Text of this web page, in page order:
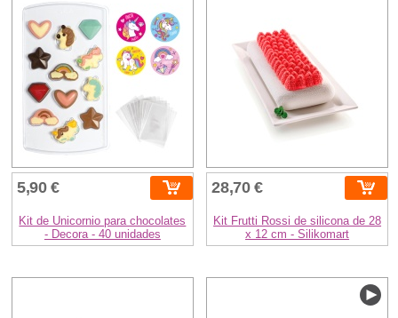
5,90 €
Kit de Unicornio para chocolates
- Decora - 40 unidades
28,70 €
Kit Frutti Rossi de silicona de 28
x 12 cm - Silikomart